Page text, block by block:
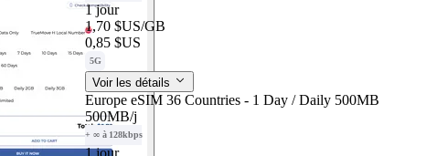
1 jour
1,70 $US/GB
0,85 $US
5G
Voir les détails
Europe eSIM 36 Countries - 1 Day / Daily 500MB
500MB/j
+ ∞ à 128kbps
1 jour